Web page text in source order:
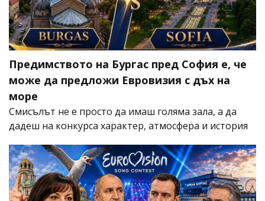
Предимството на Бургас пред София е, че
може да предложи Евровизия с дъх на
море
Смисълът не е просто да имаш голяма зала, а да
дадеш на конкурса характер, атмосфера и история